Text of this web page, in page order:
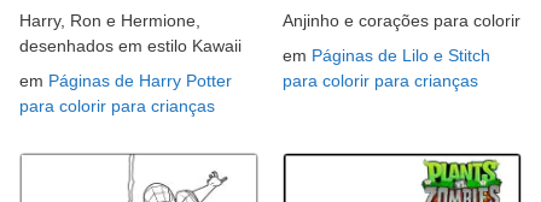
Harry, Ron e Hermione,
desenhados em estilo Kawaii
em Páginas de Harry Potter
para colorir para crianças
Anjinho e corações para colorir
em Páginas de Lilo e Stitch
para colorir para crianças